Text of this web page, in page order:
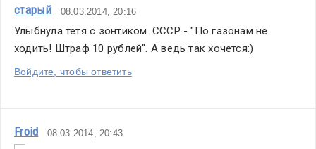
старый 08.03.2014, 20:16
Улыбнула тетя с зонтиком. СССР - "По газонам не
ходить! Штраф 10 рублей". А ведь так хочется:)
Войдите, чтобы ответить
Froid 08.03.2014, 20:43